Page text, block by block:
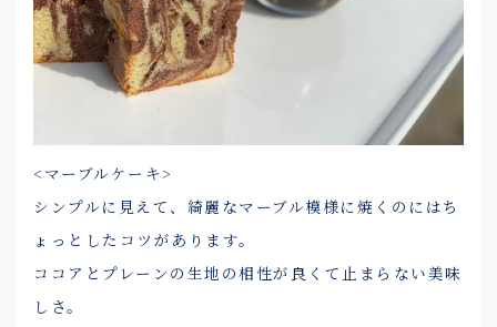
<マーブルケーキ>
シンプルに見えて、綺麗なマーブル模様に焼くのにはち
ょっとしたコツがあります。
ココアとプレーンの生地の相性が良くて止まらない美味
しさ。